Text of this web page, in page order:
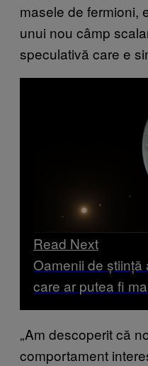
masele de fermioni,
unui nou câmp
speculativă care e
Read Next
Oamenii de
care ar putea fi
„Am descoperit că
comportament